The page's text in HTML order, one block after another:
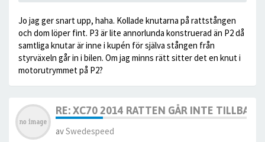
Jo jag ger snart upp, haha. Kollade knutarna på rattstången
och dom löper fint. P3 är lite annorlunda konstruerad än P2 då
samtliga knutar är inne i kupén för själva stången från
styrväxeln går in i bilen. Om jag minns rätt sitter det en knut i
motorutrymmet på P2?
RE: XC70 2014 RATTEN GÅR INTE TILLBAKA
avSwedespeed